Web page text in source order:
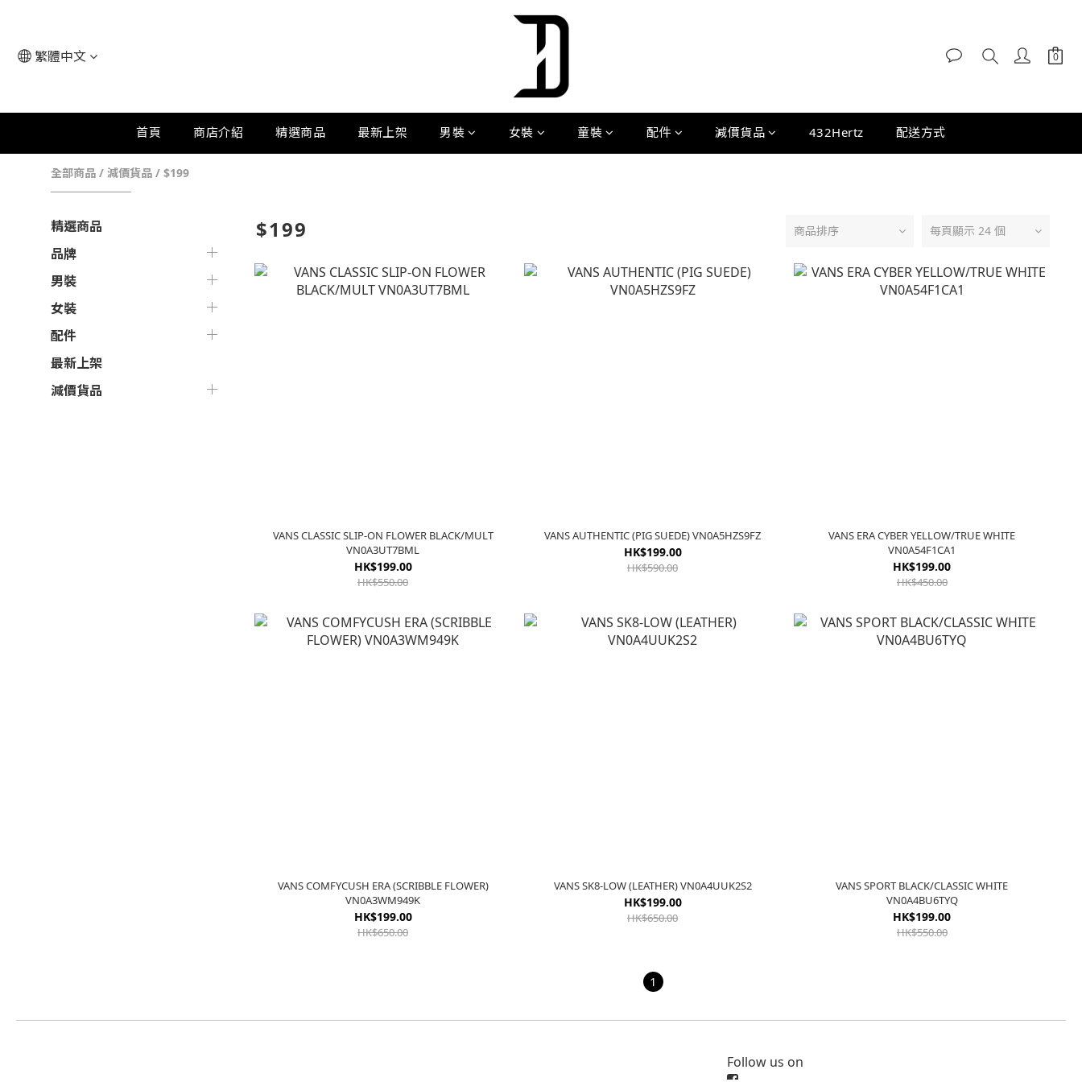
繁體中文
首頁 商店介紹 精選商品 最新上架 男裝 女裝 童裝 配件 減價貨品 432Hertz 配送方式
全部商品 / 減價貨品 / $199
精選商品
品牌
男裝
女裝
配件
最新上架
減價貨品
$199 商品排序 每頁顯示 24 個
VANS CLASSIC SLIP-ON FLOWER BLACK/MULT
VN0A3UT7BML
HK$199.00
HK$550.00
VANS AUTHENTIC (PIG SUEDE) VN0A5HZS9FZ
HK$199.00
HK$590.00
VANS ERA CYBER YELLOW/TRUE WHITE
VN0A54F1CA1
HK$199.00
HK$450.00
VANS COMFYCUSH ERA (SCRIBBLE FLOWER)
VN0A3WM949K
HK$199.00
HK$650.00
VANS SK8-LOW (LEATHER) VN0A4UUK2S2
HK$199.00
HK$650.00
VANS SPORT BLACK/CLASSIC WHITE
VN0A4BU6TYQ
HK$199.00
HK$550.00
1
Follow us on